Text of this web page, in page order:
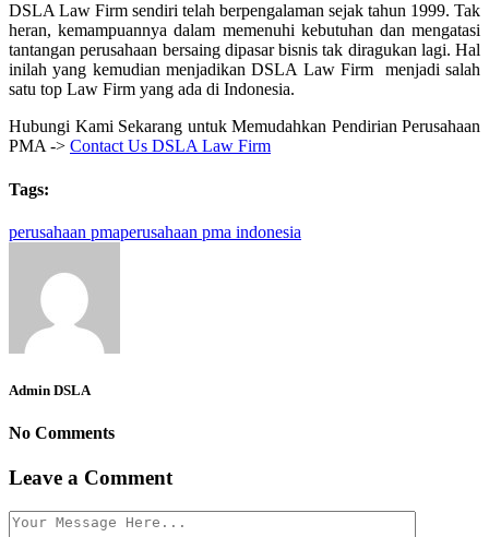
DSLA Law Firm sendiri telah berpengalaman sejak tahun 1999. Tak
heran, kemampuannya dalam memenuhi kebutuhan dan mengatasi
tantangan perusahaan bersaing dipasar bisnis tak diragukan lagi. Hal
inilah yang kemudian menjadikan DSLA Law Firm menjadi salah
satu top Law Firm yang ada di Indonesia.
Hubungi Kami Sekarang untuk Memudahkan Pendirian Perusahaan
PMA -> Contact Us DSLA Law Firm
Tags:
perusahaan pmaperusahaan pma indonesia
Admin DSLA
No Comments
Leave a Comment